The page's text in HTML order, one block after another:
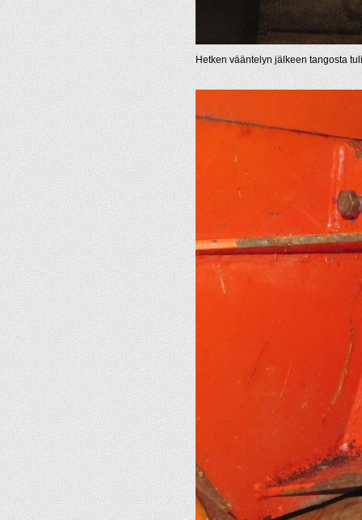
Hetken vääntelyn jälkeen tangosta